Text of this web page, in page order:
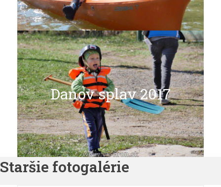
Danov splav 2017
IX. Danov splav
Celá galéria
Staršie fotogalérie